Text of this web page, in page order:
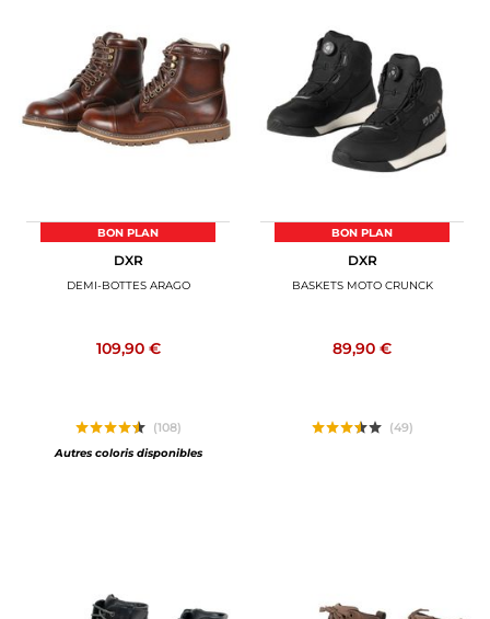
BON PLAN
DXR
DEMI-BOTTES ARAGO
109,90 €
(108)
Autres coloris disponibles
BON PLAN
DXR
BASKETS MOTO CRUNCK
89,90 €
(49)